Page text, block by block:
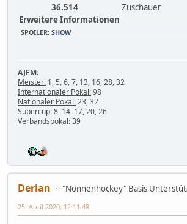
36.514
Zuschauer
Erweitere Informationen
SPOILER: SHOW
AJFM:
Meister: 1, 5, 6, 7, 13, 16, 28, 32
Internationaler Pokal:98
Nationaler Pokal:23, 32
Supercup:8, 14, 17, 20, 26
Verbandspokal:39
Derian
"Nonnenhockey" Basis
25. April 2020, 12:11:48